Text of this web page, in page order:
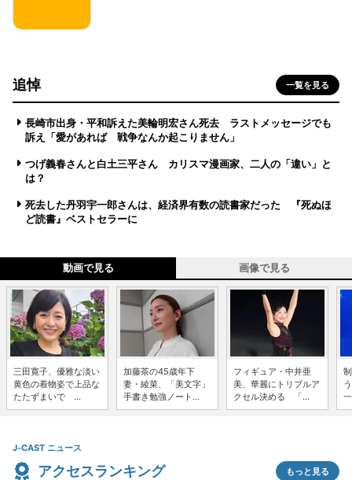
追悼 一覧を見る
長崎市出身・平和訴えた美輪明宏さん死去 ラストメッセージでも
訴え「愛があれば 戦争なんか起こりません」
つげ義春さんと白土三平さん カリスマ漫画家、二人の「違い」と
は？
死去した丹羽宇一郎さんは、経済界有数の読書家だった 『死ぬほ
ど読書』ベストセラーに
動画で見る 画像で見る
三田寛子、優雅な淡い
黄色の着物姿で上品な
たたずまいで ...
加藤茶の45歳年下
妻・綾菜、「美文字」
手書き勉強ノート...
フィギュア・中井亜
美、華麗にトリプルア
クセル決める 「...
J-CAST ニュース
アクセスランキング もっと見る